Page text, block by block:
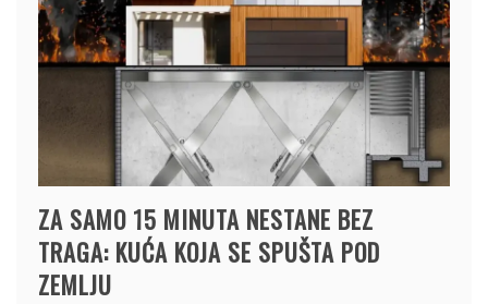
ZA SAMO 15 MINUTA NESTANE BEZ
TRAGA: KUĆA KOJA SE SPUŠTA POD
ZEMLJU